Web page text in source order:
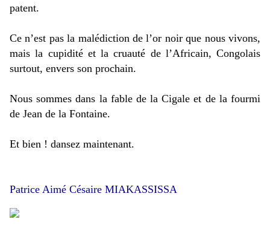
patent.
Ce n’est pas la malédiction de l’or noir que nous vivons,
mais la cupidité et la cruauté de l’Africain, Congolais
surtout, envers son prochain.
Nous sommes dans la fable de la Cigale et de la fourmi
de Jean de la Fontaine.
Et bien ! dansez maintenant.
Patrice Aimé Césaire MIAKASSISSA